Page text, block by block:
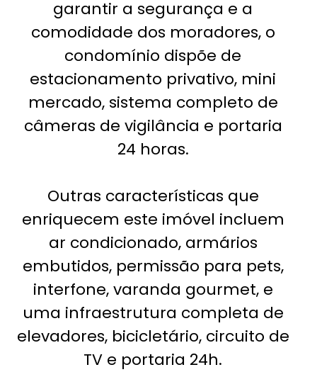
garantir a segurança e a
comodidade dos moradores, o
condomínio dispõe de
estacionamento privativo, mini
mercado, sistema completo de
câmeras de vigilância e portaria
24 horas.
Outras características que
enriquecem este imóvel incluem
ar condicionado, armários
embutidos, permissão para pets,
interfone, varanda gourmet, e
uma infraestrutura completa de
elevadores, bicicletário, circuito de
TV e portaria 24h.